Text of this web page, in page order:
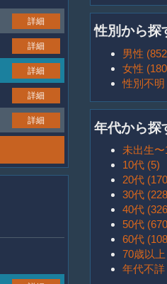
詳細
詳細
詳細
詳細
詳細
性別から探
男性
女性
性別不明
年代から探
未出生
10代 (5)
20代
30代
40代
50代
60代
70歳以
年代不詳